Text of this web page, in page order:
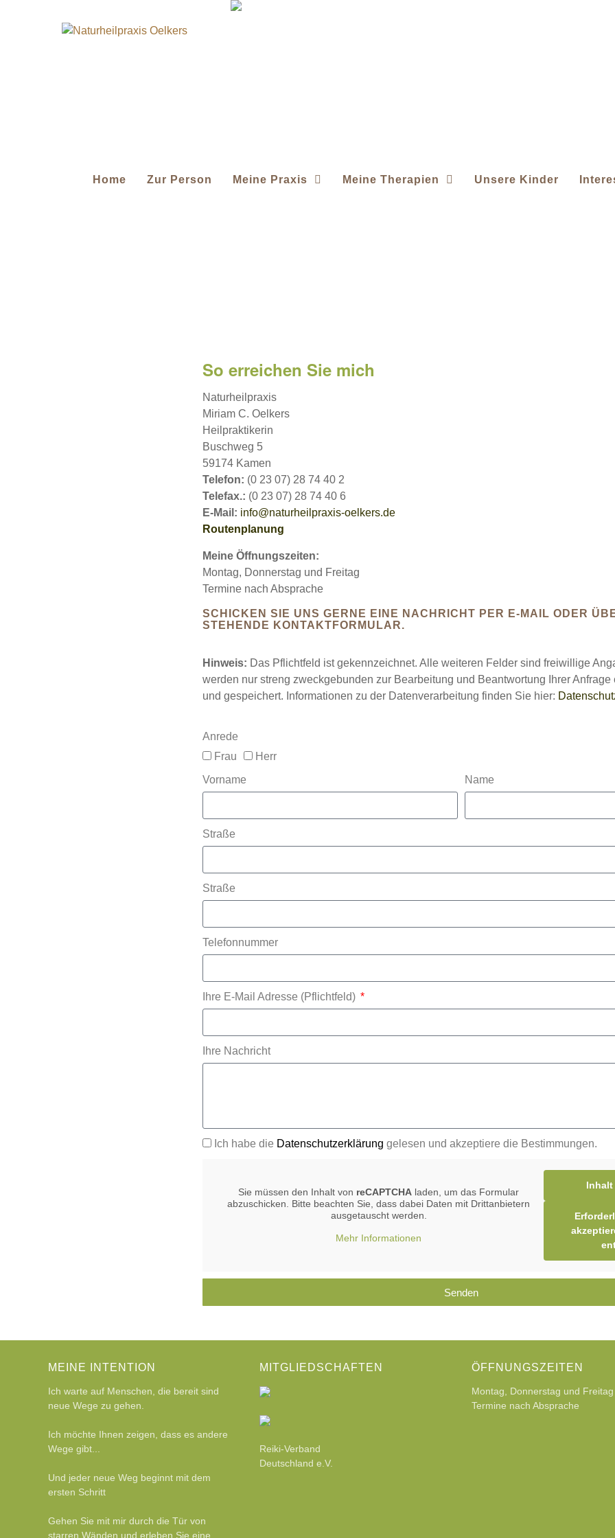
Home Zur Person Meine Praxis Meine Therapien Unsere Kinder
So erreichen Sie mich
Naturheilpraxis
Miriam C. Oelkers
Heilpraktikerin
Buschweg 5
59174 Kamen
Telefon: (0 23 07) 28 74 40 2
Telefax.: (0 23 07) 28 74 40 6
E-Mail: info@naturheilpraxis-oelkers.de
Routenplanung
Meine Öffnungszeiten:
Montag, Donnerstag und Freitag
Termine nach Absprache
SCHICKEN SIE UNS GERNE EINE NACHRICHT PER E-MAIL ODER
STEHENDE KONTAKTFORMULAR.
Hinweis: Das Pflichtfeld ist gekennzeichnet. Alle weiteren Felder sind freiwillige
werden nur streng zweckgebunden zur Bearbeitung und Beantwortung Ihrer
und gespeichert. Informationen zu der Datenverarbeitung finden Sie hier:
Anrede
Frau
Herr
Vorname
Name
Straße
Straße
Telefonnummer
Ihre E-Mail Adresse (Pflichtfeld)
Ihre Nachricht
Ich habe die Datenschutzerklärung gelesen und akzeptiere die Bestimmungen.
Sie müssen den Inhalt von reCAPTCHA laden, um das Formular
abzuschicken. Bitte beachten Sie, dass dabei Daten mit Drittanbietern
ausgetauscht werden.
Mehr Informationen
Inhalt
Senden
MEINE INTENTION
Ich warte auf Menschen, die bereit sind
neue Wege zu gehen.
Ich möchte Ihnen zeigen, dass es andere
Wege gibt...
Und jeder neue Weg beginnt mit dem
ersten Schritt
Gehen Sie mit mir durch die Tür von
starren Wänden und erleben Sie eine
MITGLIEDSCHAFTEN
Reiki-Verband
Deutschland e.V.
ÖFFNUNGSZEITEN
Montag, Donnerstag und Freitag
Termine nach Absprache